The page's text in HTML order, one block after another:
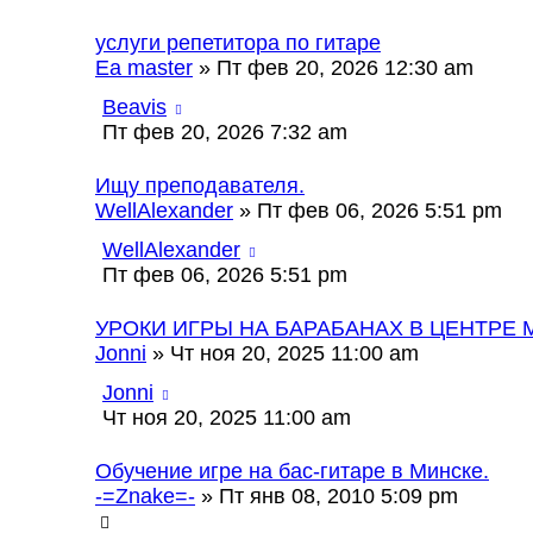
услуги репетитора по гитаре
Ea master » Пт фев 20, 2026 12:30 am
Beavis
Пт фев 20, 2026 7:32 am
Ищу преподавателя.
WellAlexander » Пт фев 06, 2026 5:51 pm
WellAlexander
Пт фев 06, 2026 5:51 pm
УРОКИ ИГРЫ НА БАРАБАНАХ В ЦЕНТРЕ
Jonni » Чт ноя 20, 2025 11:00 am
Jonni
Чт ноя 20, 2025 11:00 am
Обучение игре на бас-гитаре в Минске.
-=Znake=- » Пт янв 08, 2010 5:09 pm